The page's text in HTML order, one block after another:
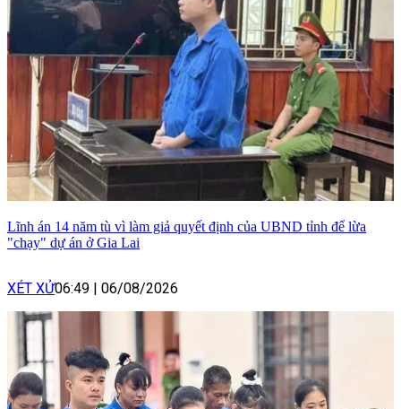
Lĩnh án 14 năm tù vì làm giả quyết định của UBND tỉnh để lừa
"chạy" dự án ở Gia Lai
XÉT XỬ06:49 | 06/08/2026